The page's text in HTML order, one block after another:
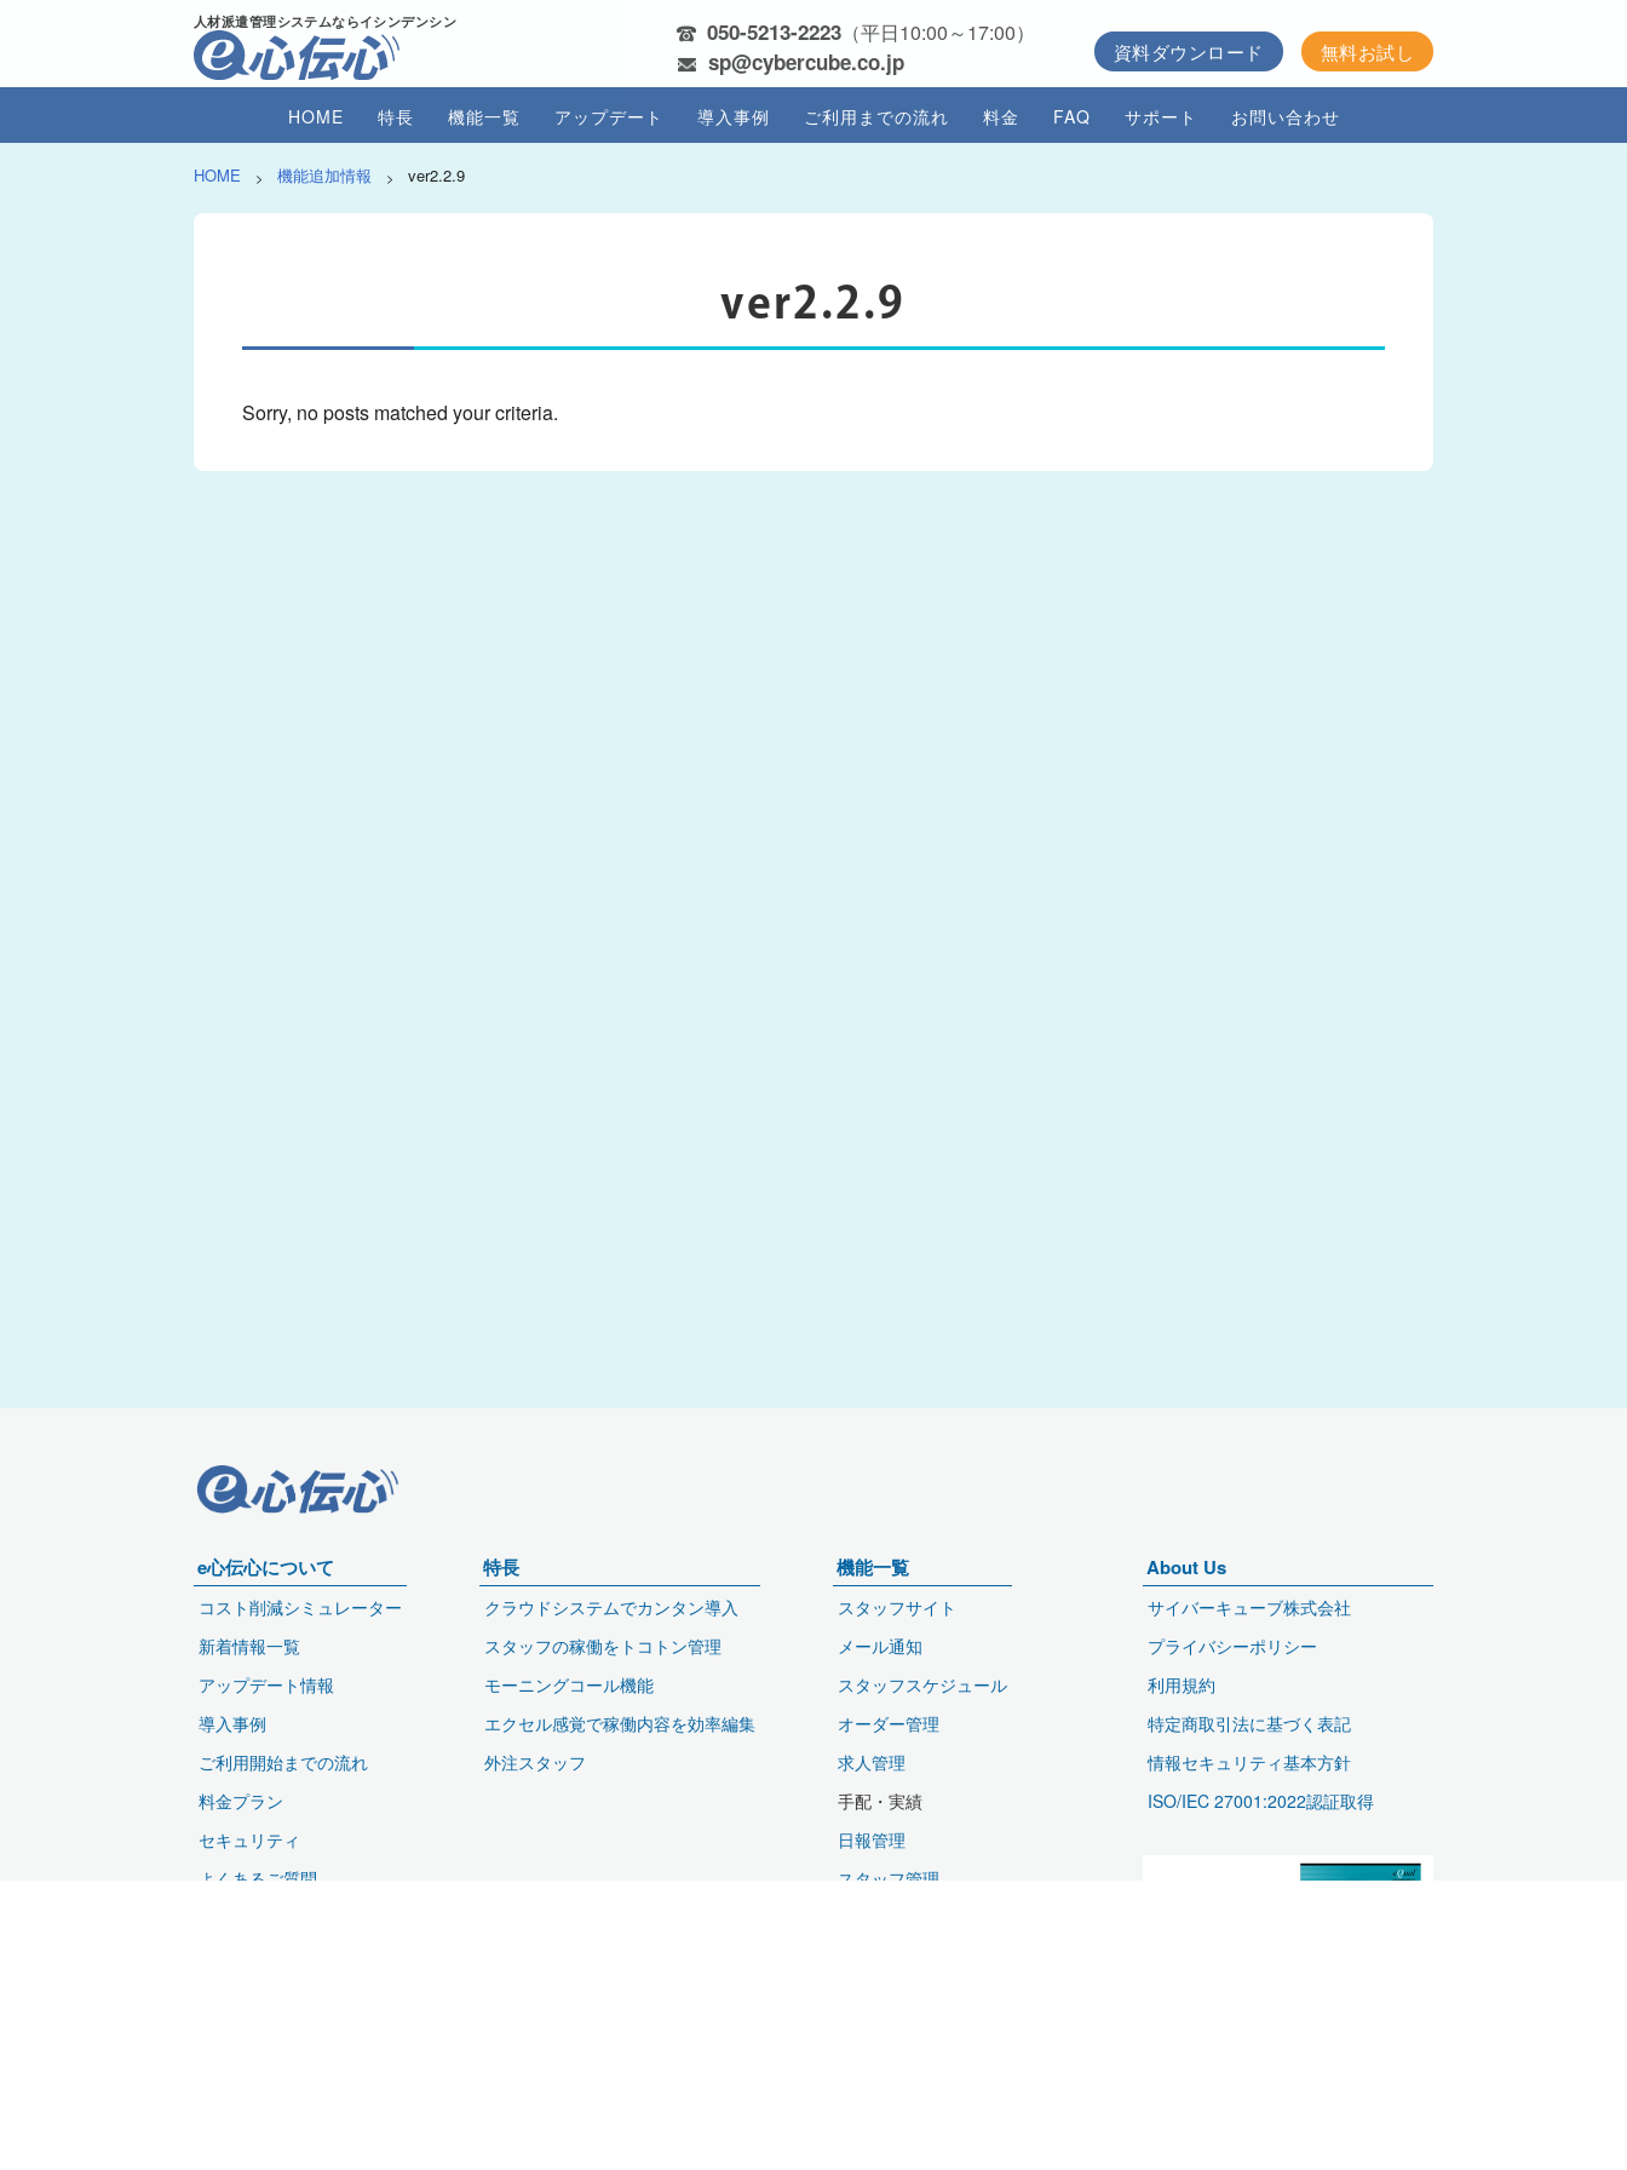
人材派遣管理システムならイシンデンシン 050-5213-2223 （平日10:00～17:00）
sp@cybercube.co.jp 資料ダウンロード 無料お試し
HOME 特長 機能一覧 アップデート 導入事例 ご利用までの流れ 料金 FAQ サポート お問い合わせ
HOME > 機能追加情報 > ver2.2.9
ver2.2.9
Sorry, no posts matched your criteria.
e心伝心について
コスト削減シミュレーター
新着情報一覧
アップデート情報
導入事例
ご利用開始までの流れ
料金プラン
セキュリティ
よくあるご質問
特長
クラウドシステムでカンタン導入
スタッフの稼働をトコトン管理
モーニングコール機能
エクセル感覚で稼働内容を効率編集
外注スタッフ
機能一覧
スタッフサイト
メール通知
スタッフスケジュール
オーダー管理
求人管理
手配・実績
日報管理
スタッフ管理
About Us
サイバーキューブ株式会社
プライバシーポリシー
利用規約
特定商取引法に基づく表記
情報セキュリティ基本方針
ISO/IEC 27001:2022認証取得